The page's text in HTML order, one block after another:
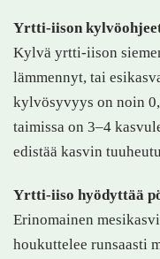
Yrtti-iison
Kylvä yrtti-iison
lämmennyt, tai
kylvösyvyys on noin
taimissa on 3–4
edistää kasvin
Yrtti-iiso hyödyttää
Erinomainen
houkuttelee runsaasti